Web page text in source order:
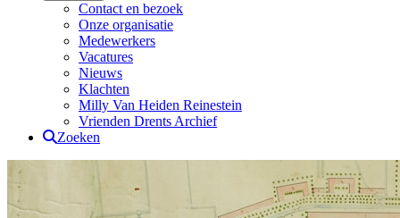
Contact en bezoek
Onze organisatie
Medewerkers
Vacatures
Nieuws
Klachten
Milly Van Heiden Reinestein
Vrienden Drents Archief
Zoeken
Drents Archief